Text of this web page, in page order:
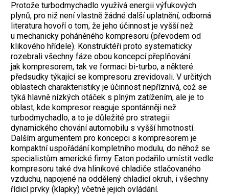
Protože turbodmychadlo využívá energii výfukových
plynů, pro niž není vlastně žádné další uplatnění, odborná
literatura hovoří o tom, že jeho účinnost je vyšší než
u mechanicky poháněného kompresoru (převodem od
klikového hřídele). Konstruktéři proto systematicky
rozebrali všechny fáze obou koncepcí přeplňování
jak kompresorem, tak ve formaci bi-turbo, a některé
předsudky týkající se kompresoru zrevidovali. V určitých
oblastech charakteristiky je účinnost nepříznivá, což se
týká hlavně nízkých otáček s plným zatížením, ale je to
oblast, kde kompresor reaguje spontánněji než
turbodmychadlo, a to je důležité pro strategii
dynamického chování automobilu s vyšší hmotností.
Dalším argumentem pro koncepci s kompresorem je
kompaktní uspořádání kompletního modulu, do něhož se
specialistům americké firmy Eaton podařilo umístit vedle
kompresoru také dva hliníkové chladiče stlačovaného
vzduchu, napojené na oddělený chladicí okruh, i všechny
řídicí prvky (klapky) včetně jejich ovládání.